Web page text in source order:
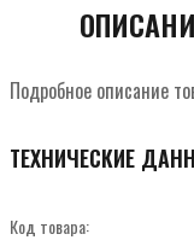
Подробное описание
ТЕХНИЧЕСКИЕ
Код товара: